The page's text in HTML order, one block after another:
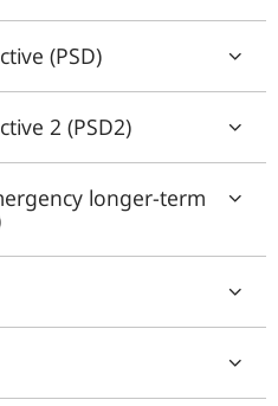
(PSD)
2 (PSD2)
longer-term